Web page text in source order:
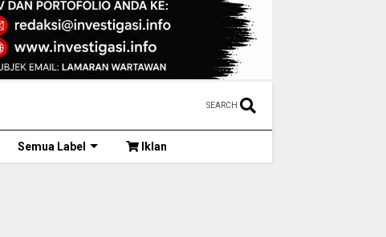
SEARCH
Semua Label Iklan